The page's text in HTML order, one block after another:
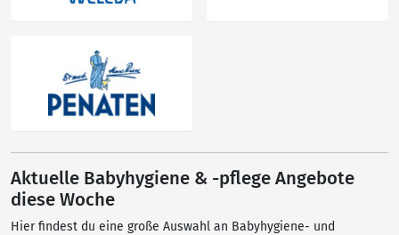
Aktuelle Babyhygiene & -pflege Angebote
diese Woche
Hier findest du eine große Auswahl an Babyhygiene- und